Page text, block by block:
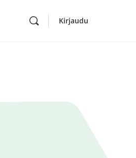
Kirjaudu